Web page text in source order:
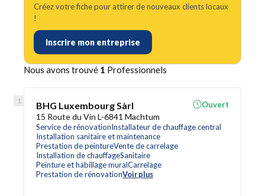
Créez votre fiche pour attirer de nouveaux clients locaux
!
Inscrire mon entreprise
Nous avons trouvé 1 Professionnels
BHG Luxembourg Sàrl
15 Route du Vin L-6841 Machtum
Service de rénovationInstallateur de chauffage central
Installation sanitaire et maintenance
Prestation de peintureVente de carrelage
Installation de chauffageSanitaire
Peinture et habillage muralCarrelage
Prestation de rénovationVoir plus
Ouvert